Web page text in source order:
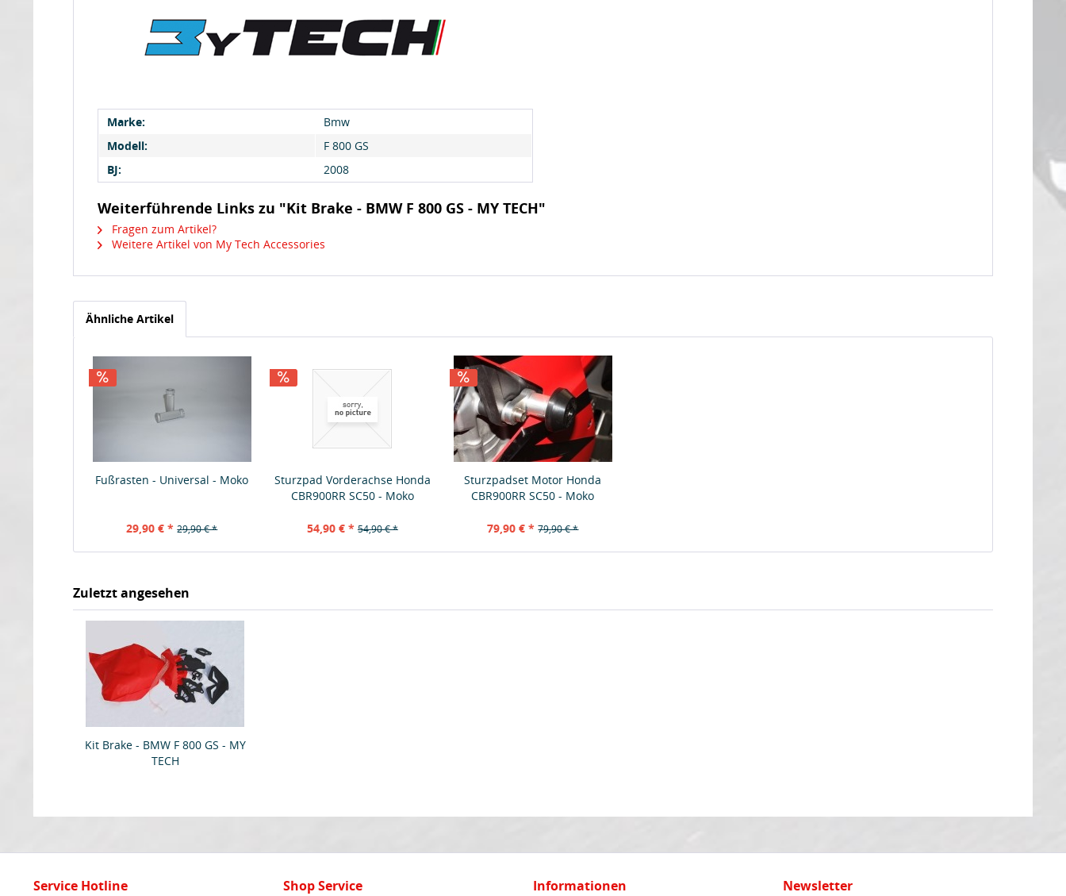
Marke:
Bmw
Modell:
F 800 GS
BJ:
2008
Weiterführende Links zu "Kit Brake - BMW F 800 GS - MY TECH"
Fragen zum Artikel?
Weitere Artikel von My Tech Accessories
Ähnliche Artikel
Fußrasten - Universal - Moko
29,90 € * 29,90 € *
Sturzpad Vorderachse Honda
CBR900RR SC50 - Moko
54,90 € * 54,90 € *
Sturzpadset Motor Honda
CBR900RR SC50 - Moko
79,90 € * 79,90 € *
Zuletzt angesehen
Kit Brake - BMW F 800 GS - MY
TECH
Service Hotline Shop Service Informationen Newsletter